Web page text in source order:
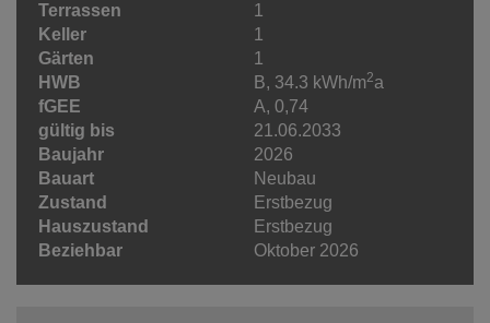
Terrassen
1
Keller
1
Gärten
1
HWB
B, 34.3 kWh/m2a
fGEE
A, 0,74
gültig bis
21.06.2033
Baujahr
2026
Bauart
Neubau
Zustand
Erstbezug
Hauszustand
Erstbezug
Beziehbar
Oktober 2026